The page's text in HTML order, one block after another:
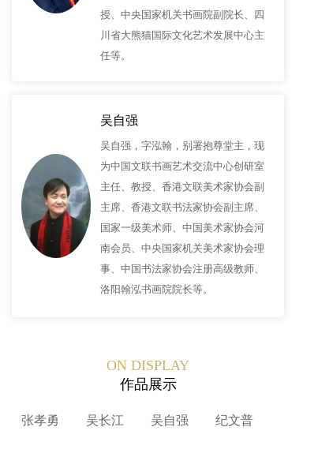
授、中央国家机关书画院副院长、四
川省大熊猫国际文化艺术发展中心主
任等。
吴自强
吴自强，字泓翰，别署抱尊堂主，现
为中国文联书画艺术交流中心创研室
主任、教授、香港文联美术家协会副
主席、香港文联书法家协会副主席、
国家一级美术师、中国美术家协会河
南会员、中央国家机关美术家协会理
事、中国书法家协会注册高级教师、
洛阳翰泓书画院院长等。
ON DISPLAY
作品展示
张孝勇 吴长江 吴自强 纪文普